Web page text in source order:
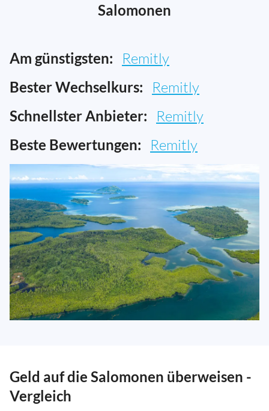
Salomonen
Am günstigsten: Remitly
Bester Wechselkurs: Remitly
Schnellster Anbieter: Remitly
Beste Bewertungen: Remitly
Geld auf die Salomonen überweisen -
Vergleich